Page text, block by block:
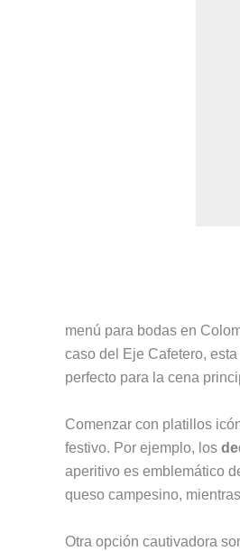
menú para bodas en
caso del Eje Cafetero,
perfecto para la cena
Comenzar con platillos
festivo. Por ejemplo, los
aperitivo es emblemático
queso campesino,
Otra opción cautivadora